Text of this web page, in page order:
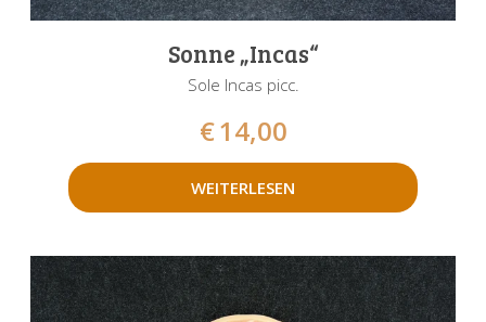
Sonne „Incas“
Sole Incas picc.
€14,00
WEITERLESEN